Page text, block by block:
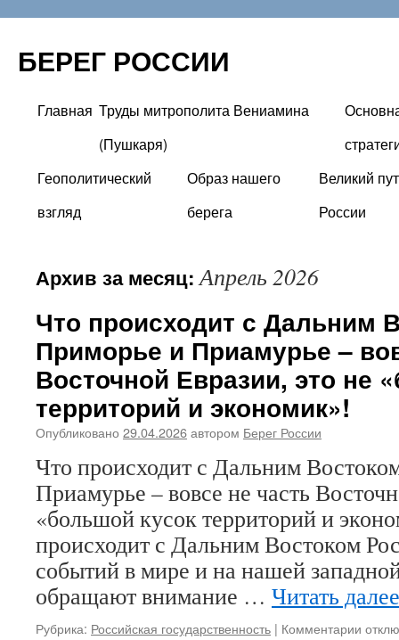
БЕРЕГ РОССИИ
Перейти
содержимому
Главная Труды митрополита Вениамина
(Пушкаря)
Геополитический
взгляд
Образ нашего
берега
Великий
России
Архив за месяц:Апрель 2026
Что происходит с Дальним
Приморье и Приамурье –
Восточной Евразии, это не
территорий и экономик»!
Опубликовано 29.04.2026автором Берег России
Что происходит с Дальним
Приамурье – вовсе не часть
«большой кусок территорий и
происходит с Дальним Востоком
событий в мире и на нашей
обращают внимание … Читать
Рубрика: Российская государственность | Комментарии к